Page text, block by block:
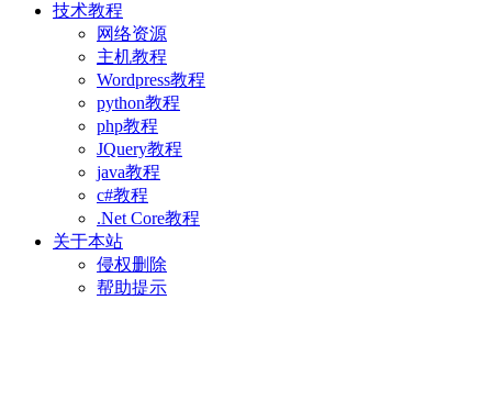
技术教程
网络资源
主机教程
Wordpress教程
python教程
php教程
JQuery教程
java教程
c#教程
.Net Core教程
关于本站
侵权删除
帮助提示